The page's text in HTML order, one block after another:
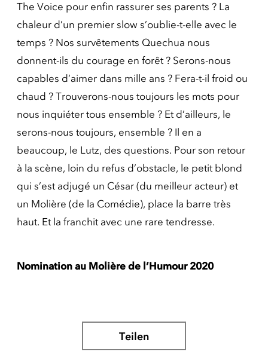
The Voice pour enfin rassurer ses parents ? La
chaleur d’un premier slow s’oublie-t-elle avec le
temps ? Nos survêtements Quechua nous
donnent-ils du courage en forêt ? Serons-nous
capables d’aimer dans mille ans ? Fera-t-il froid ou
chaud ? Trouverons-nous toujours les mots pour
nous inquiéter tous ensemble ? Et d’ailleurs, le
serons-nous toujours, ensemble ? Il en a
beaucoup, le Lutz, des questions. Pour son retour
à la scène, loin du refus d’obstacle, le petit blond
qui s’est adjugé un César (du meilleur acteur) et
un Molière (de la Comédie), place la barre très
haut. Et la franchit avec une rare tendresse.
Nomination au Molière de l’Humour 2020
Teilen